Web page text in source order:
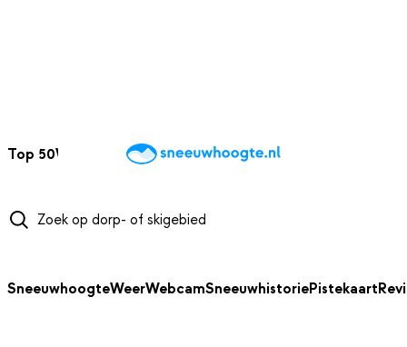
Top 50Webcams WintersportweerKaarten
SneeuwhoogteWeerWebcamSneeuwhistoriePistekaart